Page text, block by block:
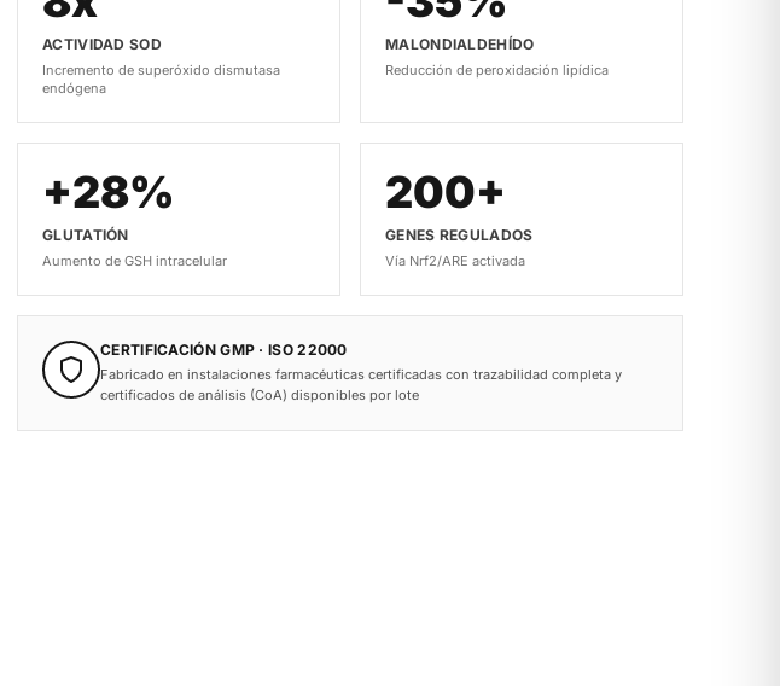
ACTIVIDAD SOD
Incremento de superóxido dismutasa
endógena
MALONDIALDEHÍDO
Reducción de peroxidación lipídica
+28%
GLUTATIÓN
Aumento de GSH intracelular
200+
GENES REGULADOS
Vía Nrf2/ARE activada
CERTIFICACIÓN GMP · ISO 22000
Fabricado en instalaciones farmacéuticas certificadas con trazabilidad completa y
certificados de análisis (CoA) disponibles por lote